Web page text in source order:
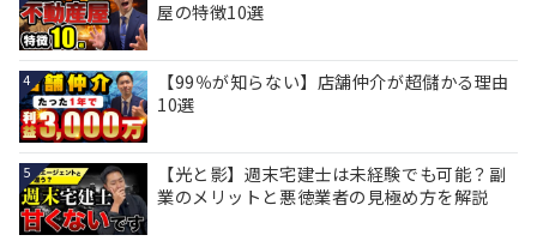
屋の特徴10選
4
【99％が知らない】店舗仲介が超儲かる理由
10選
5
【光と影】週末宅建士は未経験でも可能？副
業のメリットと悪徳業者の見極め方を解説